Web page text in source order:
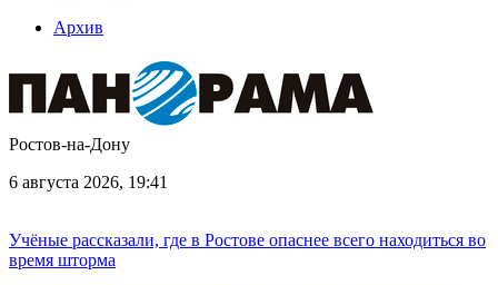
Архив
Ростов-на-Дону
6 августа 2026, 19:41
Учёные рассказали, где в Ростове опаснее всего находиться во
время шторма